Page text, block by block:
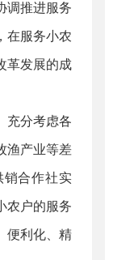
调推进服务
在服务小农
革发展的成
分考虑各
渔产业等差
销合作社实
农户的服务
便利化、精